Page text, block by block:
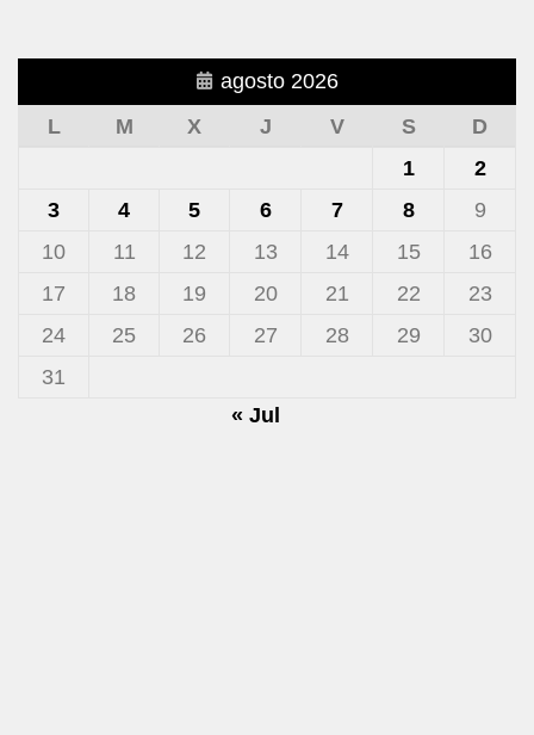
agosto 2026
L
M X J V S
D
1
2
3
4 5 6 7 8
9
10
11 12 13 14 15
16
17
18 19 20 21 22
23
24
25 26 27 28 29
30
31
« Jul